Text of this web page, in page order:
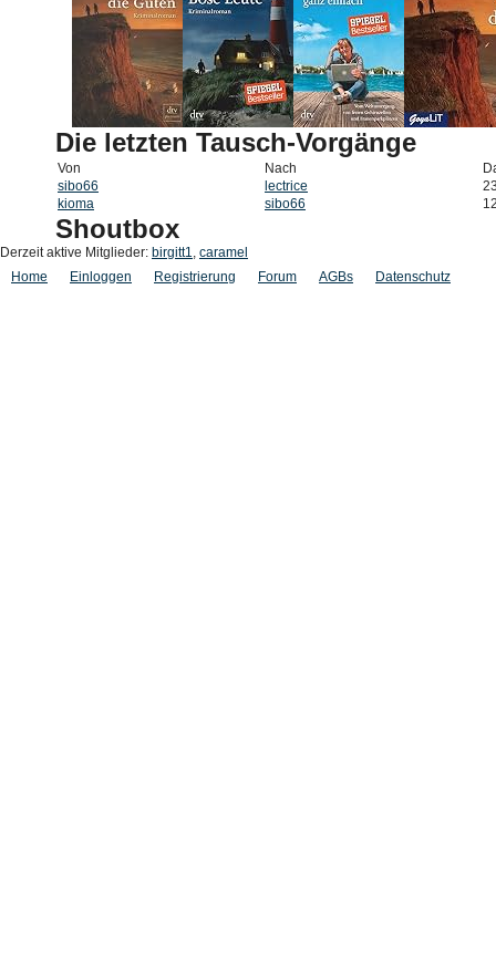
Die letzten Tausch-Vorgänge
Von Nach
sibo66
lectrice
kioma
sibo66
Shoutbox
Derzeit aktive Mitglieder: birgitt1, caramel
Home
Einloggen Registrierung Forum AGBs Datenschutz